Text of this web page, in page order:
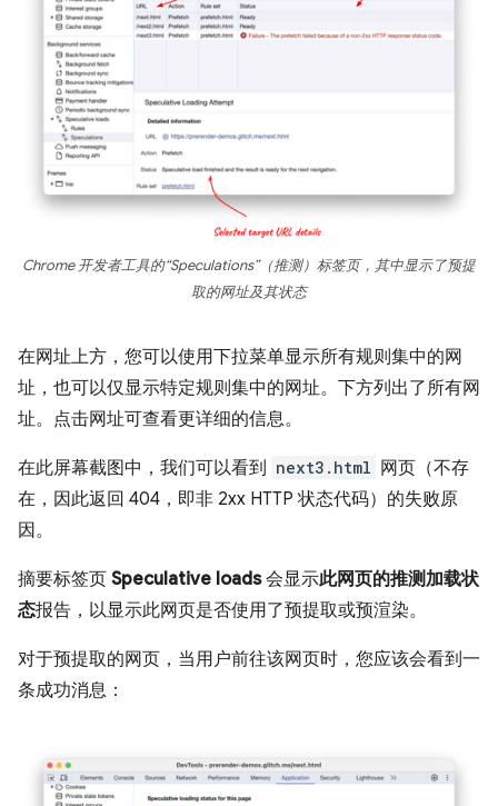
Chrome 开发者工具的“Speculations”（推测）标签页，其中显示了预提
取的网址及其状态
在网址上方，您可以使用下拉菜单显示所有规则集中的网
址，也可以仅显示特定规则集中的网址。下方列出了所有网
址。点击网址可查看更详细的信息。
在此屏幕截图中，我们可以看到 next3.html 网页（不存
在，因此返回 404，即非 2xx HTTP 状态代码）的失败原
因。
摘要标签页 Speculative loads会显示此网页的推测加载状
态报告，以显示此网页是否使用了预提取或预渲染。
对于预提取的网页，当用户前往该网页时，您应该会看到一
条成功消息：